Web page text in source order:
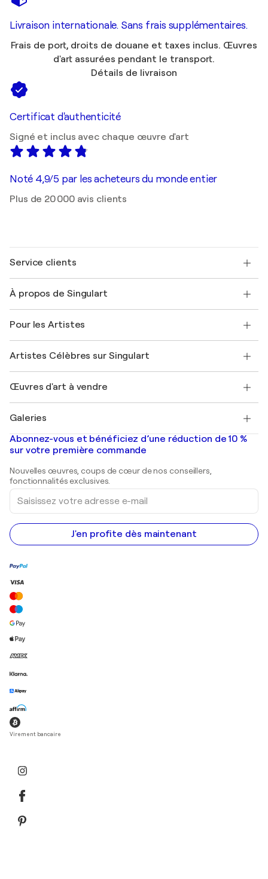
Livraison internationale. Sans frais supplémentaires.
Frais de port, droits de douane et taxes inclus. Œuvres
d'art assurées pendant le transport.
Détails de livraison
Certificat d'authenticité
Signé et inclus avec chaque œuvre d'art
Noté 4,9/5 par les acheteurs du monde entier
Plus de 20 000 avis clients
Service clients
Expédition
Offrir une carte cadeau
Rejoignez notre programme commercial
Mon compte
+33 1 76 44 06 42
À propos de Singulart
FAQ
Magazine Singulart
Emplois
Découvrez une sélection d'art original
Pour les Artistes
Se connecter en tant qu'Artiste
Artistes Célèbres sur Singulart
Marc Chagall
Banksy
Mr. Brainwash
Shepard Fairey
Œuvres d'art à vendre
Tableaux abstraits à vendre
Peintures de paysage
Estampes
Peintures acryliques
Galeries
Galeries d'art en France
Galeries d'art en Belgique
Abonnez-vous et bénéficiez d’une réduction de 10 %
sur votre première commande
Nouvelles œuvres, coups de cœur de nos conseillers,
fonctionnalités exclusives.
Saisissez
votre
adresse
e-
mail
J'en profite dès maintenant
Virement bancaire